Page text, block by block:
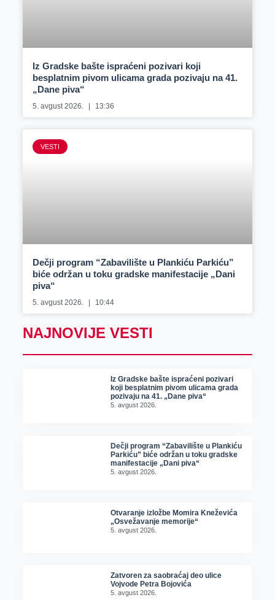
Iz Gradske bašte ispraćeni pozivari koji
besplatnim pivom ulicama grada pozivaju na 41.
„Dane piva“
5. avgust 2026. 13:36
VESTI
Dečji program “Zabavilište u Plankiću Parkiću”
biće održan u toku gradske manifestacije „Dani
piva“
5. avgust 2026. 10:44
NAJNOVIJE VESTI
Iz Gradske bašte ispraćeni pozivari
koji besplatnim pivom ulicama grada
pozivaju na 41. „Dane piva“
5. avgust 2026.
Dečji program “Zabavilište u Plankiću
Parkiću” biće održan u toku gradske
manifestacije „Dani piva“
5. avgust 2026.
Otvaranje izložbe Momira Kneževića
„Osvežavanje memorije“
5. avgust 2026.
Zatvoren za saobraćaj deo ulice
Vojvode Petra Bojovića
5. avgust 2026.